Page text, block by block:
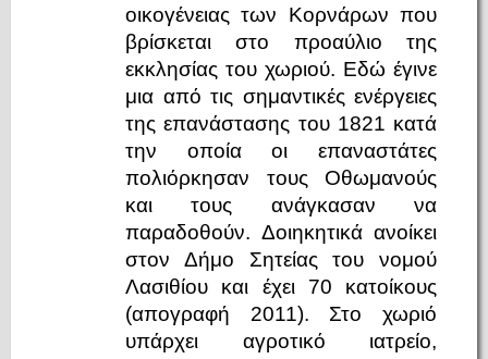
οικογένειας των Κορνάρων που
βρίσκεται στο προαύλιο της
εκκλησίας του χωριού. Εδώ έγινε
μια από τις σημαντικές ενέργειες
της επανάστασης του 1821 κατά
την οποία οι επαναστάτες
πολιόρκησαν τους Οθωμανούς
και τους ανάγκασαν να
παραδοθούν. Δοιηκητικά ανοίκει
στον Δήμο Σητείας του νομού
Λασιθίου και έχει 70 κατοίκους
(απογραφή 2011). Στο χωριό
υπάρχει αγροτικό ιατρείο,